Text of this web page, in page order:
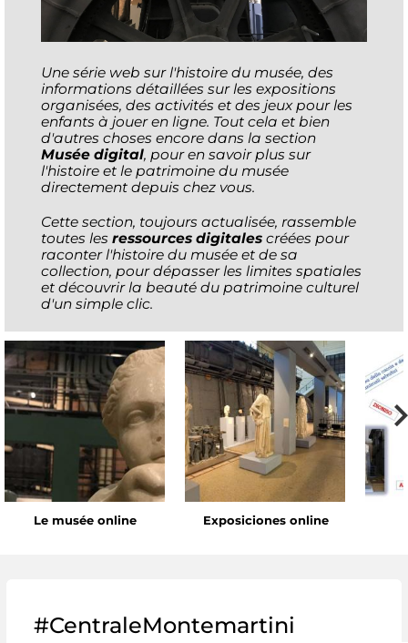
Une série web sur l'histoire du musée, des
informations détaillées sur les expositions
organisées, des activités et des jeux pour les
enfants à jouer en ligne. Tout cela et bien
d'autres choses encore dans la section
Musée digital, pour en savoir plus sur
l'histoire et le patrimoine du musée
directement depuis chez vous.
Cette section, toujours actualisée, rassemble
toutes les ressources digitales créées pour
raconter l'histoire du musée et de sa
collection, pour dépasser les limites spatiales
et découvrir la beauté du patrimoine culturel
d'un simple clic.
Le musée online Exposiciones online
#CentraleMontemartini